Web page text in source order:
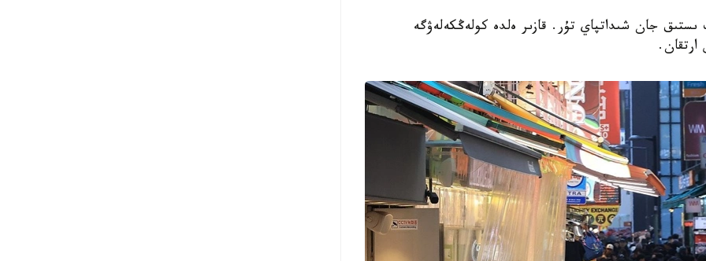
ىستىق جان شىداتپاي تۇر. قازىر ەلدە كولەڭكەلەۋگە
ارتقان.